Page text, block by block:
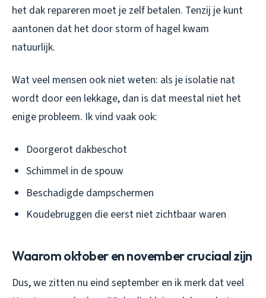
het dak repareren moet je zelf betalen. Tenzij je kunt
aantonen dat het door storm of hagel kwam
natuurlijk.
Wat veel mensen ook niet weten: als je isolatie nat
wordt door een lekkage, dan is dat meestal niet het
enige probleem. Ik vind vaak ook:
Doorgerot dakbeschot
Schimmel in de spouw
Beschadigde dampschermen
Koudebruggen die eerst niet zichtbaar waren
Waarom oktober en november cruciaal zijn
Dus, we zitten nu eind september en ik merk dat veel